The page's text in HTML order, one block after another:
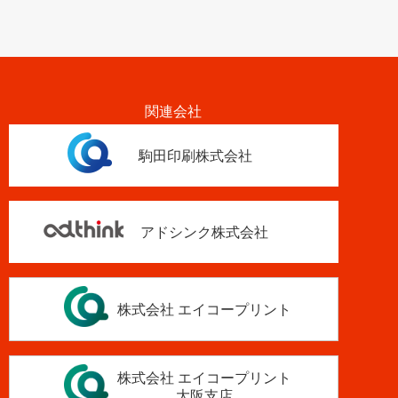
関連会社
駒田印刷株式会社
アドシンク株式会社
株式会社 エイコープリント
株式会社 エイコープリント